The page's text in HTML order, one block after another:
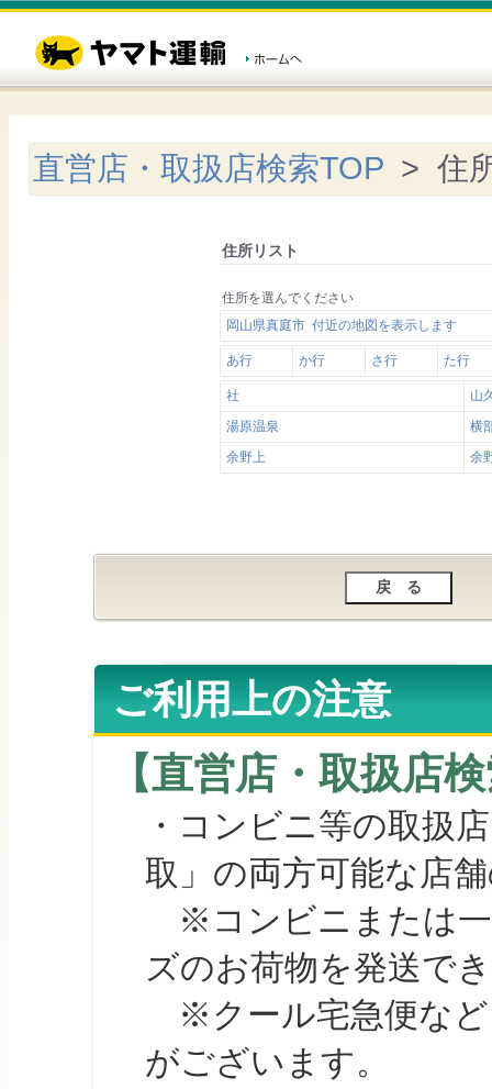
直営店・取扱店検索TOP > 住
住所リスト
住所を選んでください
岡山県真庭市 付近の地図を表示します
あ行 か行 さ行 た行
社
山
湯原温泉
横
余野上
余
ご利用上の注意
【直営店・取扱店
・コンビニ等の取扱
取」の両方可能な店
※コンビニまたは一
ズのお荷物を発送で
※クール宅急便など
がございます。